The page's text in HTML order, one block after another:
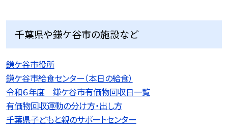
千葉県や鎌ケ谷市の施設など
鎌ケ谷市役所
鎌ケ谷市給食センター（本日の給食）
令和６年度 鎌ケ谷市有価物回収日一覧
有価物回収運動の分け方・出し方
千葉県子どもと親のサポートセンター